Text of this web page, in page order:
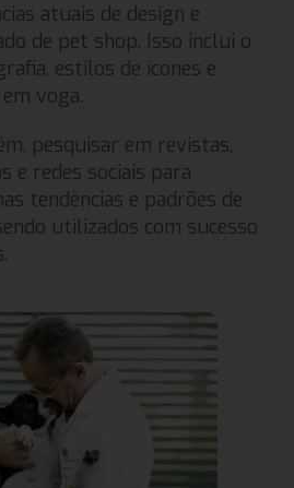
atuais de design e
de pet shop. Isso inclui o
estilos de ícones e
voga.
pesquisar em revistas,
e redes sociais para
tendências e padrões de
utilizados com sucesso